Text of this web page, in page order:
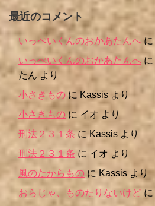
最近のコメント
いっぺいくんのおかあたんへ に
いっぺいくんのおかあたんへに
たん より
小さきもの に Kassis より
小さきもの に イオ より
刑法２３１条にKassis より
刑法２３１条 に イオ より
風のたからもの に Kassis より
おらじゃ、ものたりないけど に